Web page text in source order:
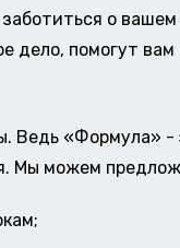
о
помогут
«Формула»
Мы можем